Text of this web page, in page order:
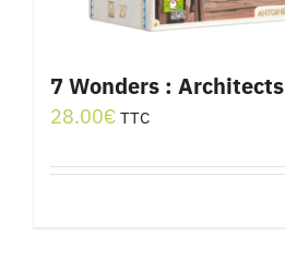
7 Wonders : Architects
28.00€ TTC